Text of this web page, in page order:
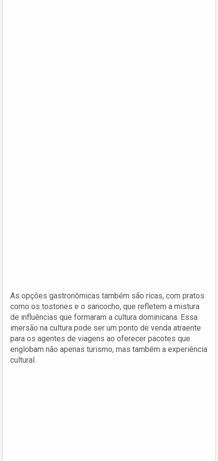
As opções gastronômicas também são ricas, com pratos
como os tostones e o sancocho, que refletem a mistura
de influências que formaram a cultura dominicana. Essa
imersão na cultura pode ser um ponto de venda atraente
para os agentes de viagens ao oferecer pacotes que
englobam não apenas turismo, mas também a experiência
cultural.